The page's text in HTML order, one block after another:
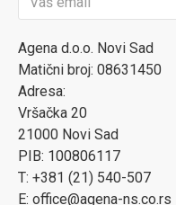
Agena d.o.o. Novi Sad
Matični broj: 08631450
Adresa:
Vršačka 20
21000 Novi Sad
PIB: 100806117
T: +381 (21) 540-507
E: office@agena-ns.co.rs